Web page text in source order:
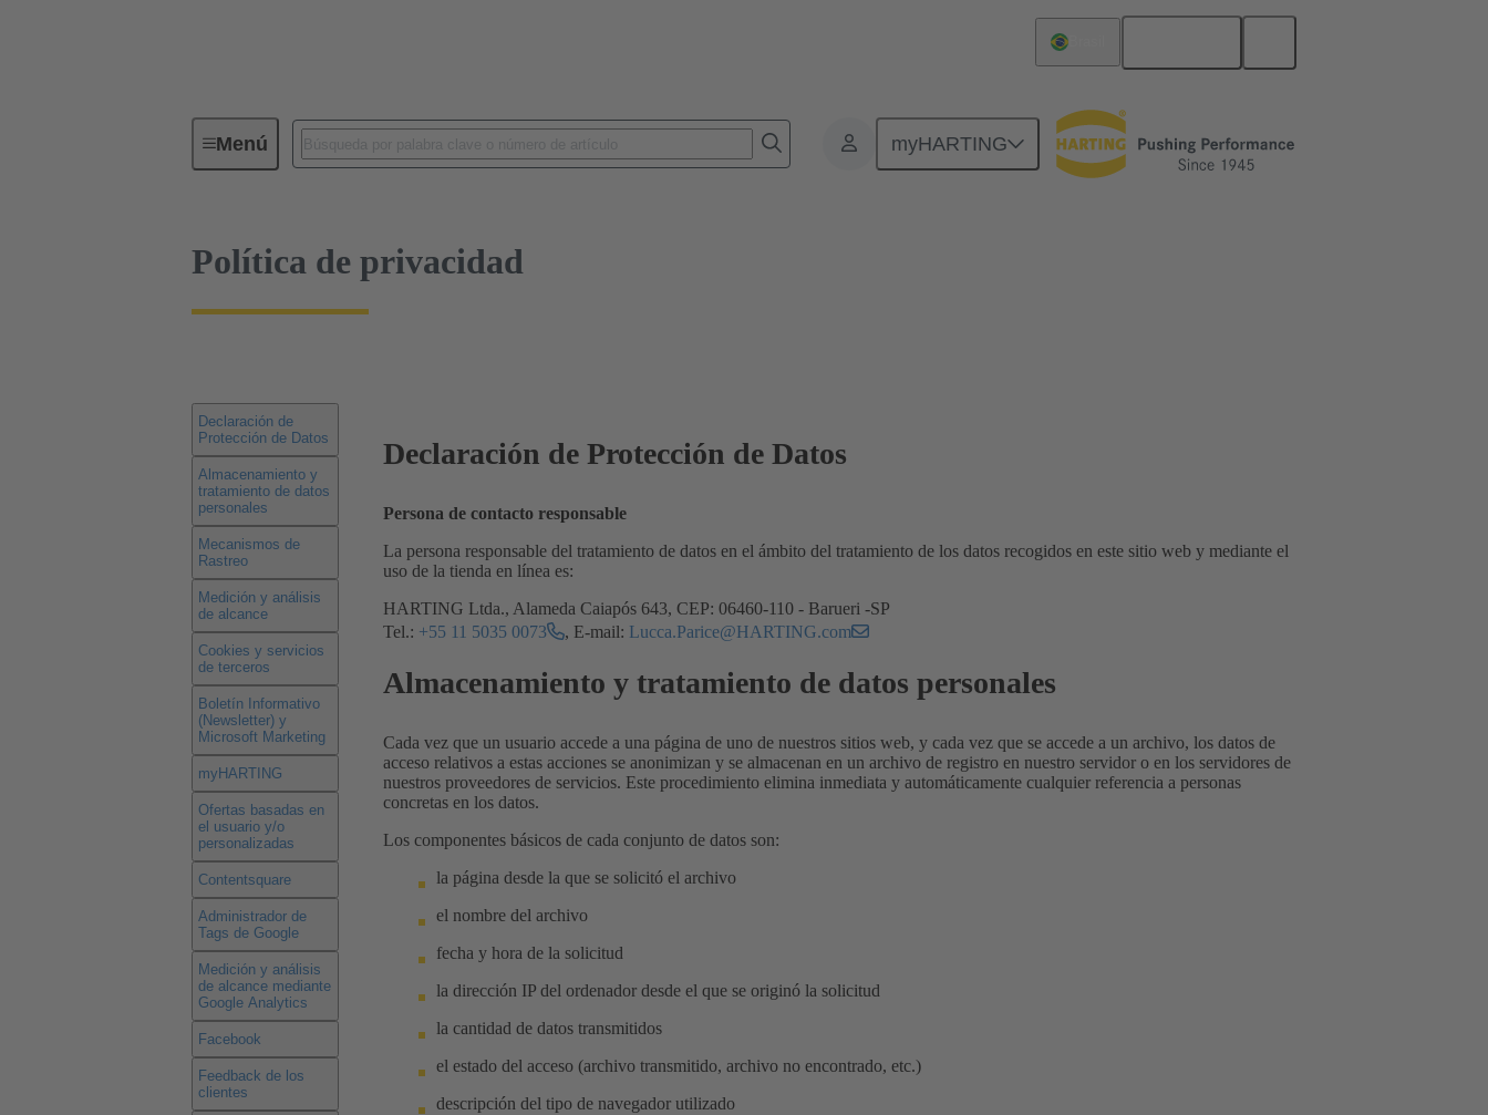
Menú myHARTING
Política de privacidad
Política de privacidad
Declaración de
Protección de Datos
Almacenamiento y
tratamiento de datos
personales
Mecanismos de
Rastreo
Medición y análisis
de alcance
Cookies y servicios
de terceros
Boletín Informativo
(Newsletter) y
Microsoft Marketing
myHARTING
Ofertas basadas en
el usuario y/o
personalizadas
Contentsquare
Administrador de
Tags de Google
Medición y análisis
de alcance mediante
Google Analytics
Facebook
Feedback de los
clientes
Declaración de Protección de Datos
Persona de contacto responsable
La persona responsable del tratamiento de datos en el ámbito del tratamiento de los datos recogidos en este sitio web y mediante el
uso de la tienda en línea es:
HARTING Ltda., Alameda Caiapós 643, CEP: 06460-110 - Barueri -SP
Tel.: +55 11 5035 0073 , E-mail: Lucca.Parice@HARTING.com
Almacenamiento y tratamiento de datos personales
Cada vez que un usuario accede a una página de uno de nuestros sitios web, y cada vez que se accede a un archivo, los datos de
acceso relativos a estas acciones se anonimizan y se almacenan en un archivo de registro en nuestro servidor o en los servidores de
nuestros proveedores de servicios. Este procedimiento elimina inmediata y automáticamente cualquier referencia a personas
concretas en los datos.
Los componentes básicos de cada conjunto de datos son:
la página desde la que se solicitó el archivo
el nombre del archivo
fecha y hora de la solicitud
la dirección IP del ordenador desde el que se originó la solicitud
la cantidad de datos transmitidos
el estado del acceso (archivo transmitido, archivo no encontrado, etc.)
descripción del tipo de navegador utilizado